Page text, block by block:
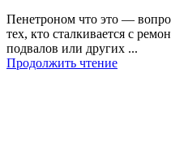
Пенетроном что это —
тех, кто сталкивается с
подвалов или других ...
Продолжить чтение